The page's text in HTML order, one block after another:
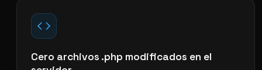
Cero archivos .php modificados en el